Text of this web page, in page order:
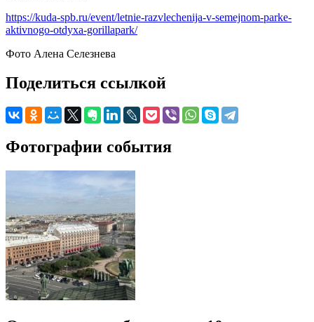
https://kuda-spb.ru/event/letnie-razvlechenija-v-semejnom-parke-
aktivnogo-otdyxa-gorillapark/
Фото Алена Селезнева
Поделиться ссылкой
Фотографии события